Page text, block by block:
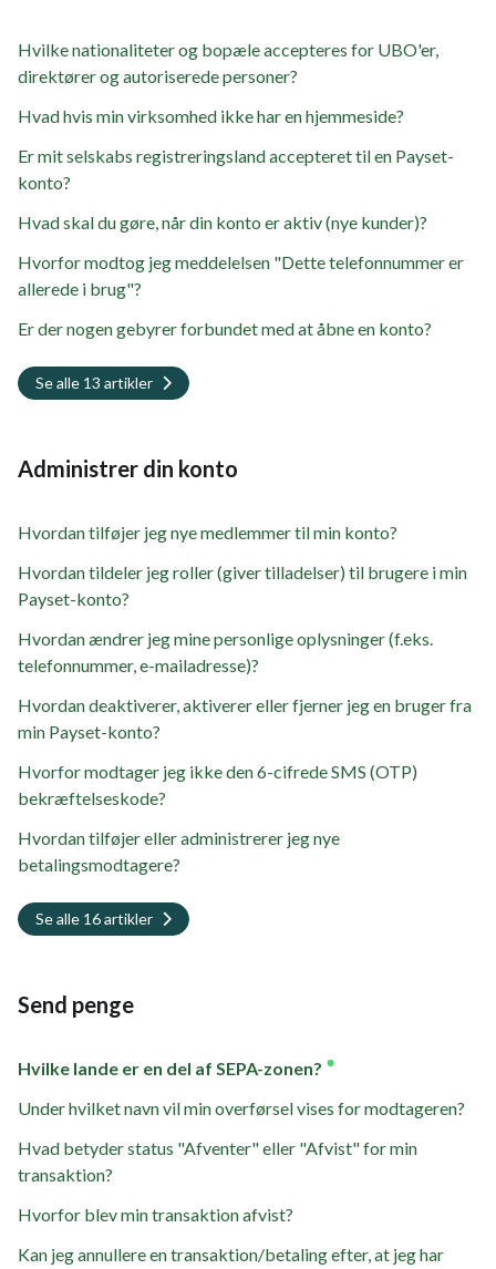
Hvilke nationaliteter og bopæle accepteres for UBO'er,
direktører og autoriserede personer?
Hvad hvis min virksomhed ikke har en hjemmeside?
Er mit selskabs registreringsland accepteret til en Payset-
konto?
Hvad skal du gøre, når din konto er aktiv (nye kunder)?
Hvorfor modtog jeg meddelelsen "Dette telefonnummer er
allerede i brug"?
Er der nogen gebyrer forbundet med at åbne en konto?
Se alle 13 artikler
Administrer din konto
Hvordan tilføjer jeg nye medlemmer til min konto?
Hvordan tildeler jeg roller (giver tilladelser) til brugere i min
Payset-konto?
Hvordan ændrer jeg mine personlige oplysninger (f.eks.
telefonnummer, e-mailadresse)?
Hvordan deaktiverer, aktiverer eller fjerner jeg en bruger fra
min Payset-konto?
Hvorfor modtager jeg ikke den 6-cifrede SMS (OTP)
bekræftelseskode?
Hvordan tilføjer eller administrerer jeg nye
betalingsmodtagere?
Se alle 16 artikler
Send penge
Hvilke lande er en del af SEPA-zonen?
Under hvilket navn vil min overførsel vises for modtageren?
Hvad betyder status "Afventer" eller "Afvist" for min
transaktion?
Hvorfor blev min transaktion afvist?
Kan jeg annullere en transaktion/betaling efter, at jeg har